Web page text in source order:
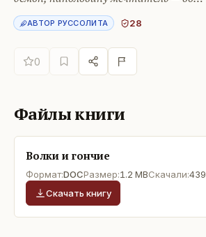
АВТОР РУССОЛИТА 28
0
Файлы книги
Волки и гончие
Формат:DOCРазмер:1.2 MBСкачали:439
Скачать книгу